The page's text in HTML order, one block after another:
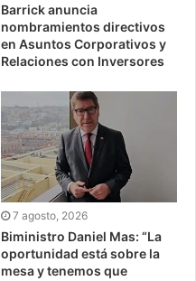
Barrick anuncia
nombramientos directivos
en Asuntos Corporativos y
Relaciones con Inversores
7 agosto, 2026
Biministro Daniel Mas: “La
oportunidad está sobre la
mesa y tenemos que